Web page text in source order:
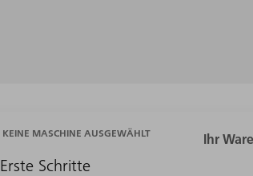
Erste Schritte
KEINE MASCHINE AUSGEWÄHLT